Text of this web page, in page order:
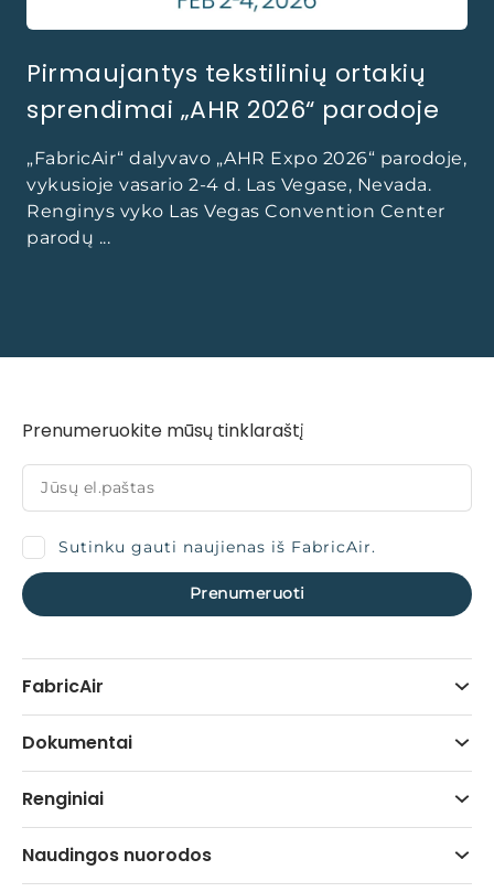
Pirmaujantys tekstilinių ortakių
sprendimai „AHR 2026“ parodoje
„FabricAir“ dalyvavo „AHR Expo 2026“ parodoje,
vykusioje vasario 2-4 d. Las Vegase, Nevada.
Renginys vyko Las Vegas Convention Center
parodų ...
FabricAir
Dokumentai
Renginiai
Naudingos nuorodos
Prenumeruokite mūsų tinklaraštį
Sutinku gauti naujienas iš FabricAir.